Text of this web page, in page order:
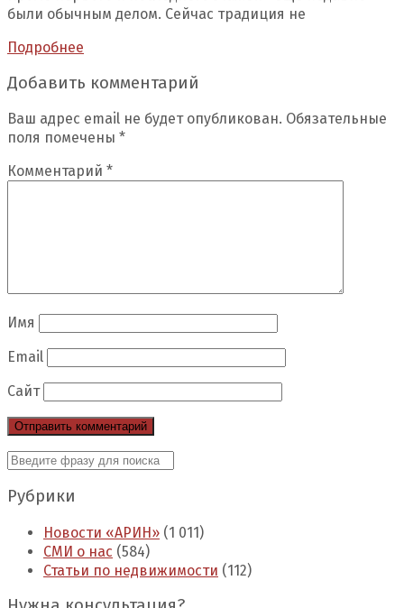
были обычным делом. Сейчас традиция не
Подробнее
Добавить комментарий
Ваш адрес email не будет опубликован. Обязательные
поля помечены *
Комментарий *
Имя
Email
Сайт
Рубрики
Новости «АРИН» (1 011)
СМИ о нас (584)
Статьи по недвижимости (112)